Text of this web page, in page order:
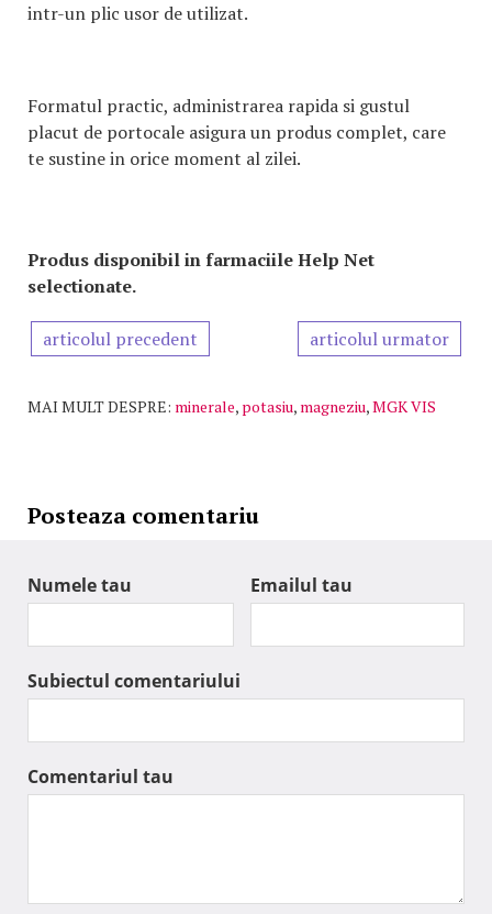
intr-un plic usor de utilizat.
Formatul practic, administrarea rapida si gustul
placut de portocale asigura un produs complet, care
te sustine in orice moment al zilei.
Produs disponibil in farmaciile Help Net
selectionate.
articolul precedent articolul urmator
MAI MULT DESPRE: minerale, potasiu, magneziu,MGK VIS
Posteaza comentariu
Numele tau Emailul tau
Subiectul comentariului
Comentariul tau